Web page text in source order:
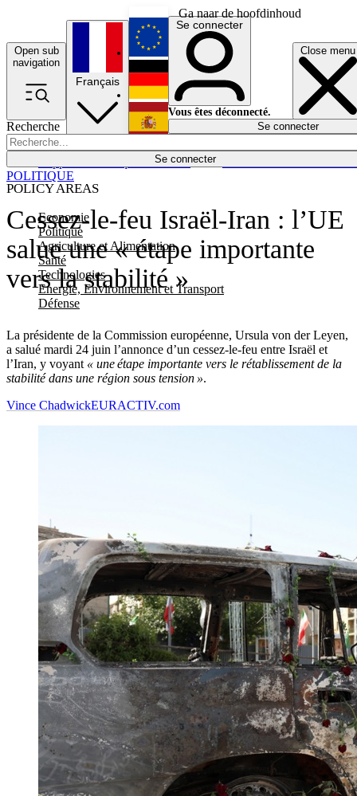
Ga naar de hoofdinhoud
Open sub
navigation
Close menu
Recherche
Se connecter
POLICY AREAS
Economie
Politique
Agriculture et Alimentation
Santé
Technologies
Energie, Environnement et Transport
Défense
Économie
Français
English
Deutsch
Español
Se connecter
Vous êtes déconnecté.
Se connecter
Cessez-le-feu Israël-Iran : l’UE
salue une « étape importante
vers la stabilité »
La présidente de la Commission européenne, Ursula von der Leyen,
a salué mardi 24 juin l’annonce d’un cessez-le-feu entre Israël et
l’Iran, y voyant « une étape importante vers le rétablissement de la
stabilité dans une région sous tension ».
POLITIQUE
Vince ChadwickEURACTIV.com